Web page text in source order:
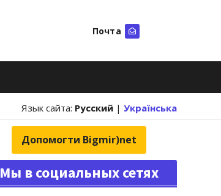
Почта
Язык сайта: Русский | Українська
Допомогти Bigmir)net
Мы в социальных сетях